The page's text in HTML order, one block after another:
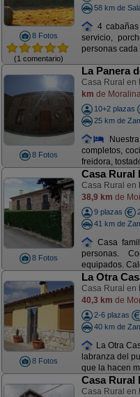
8 Fotos
(1 comentario)
58 km de
4
servicio,
personas cada
8 Fotos
La Panera
Casa Rural en
km de
10+2 plazas
25 km de
completos,
freidora,
8 Fotos
Casa Rural
Casa Rural en
38,9 km de
9 plazas
41 km de
Casa
personas.
equipados.
8 Fotos
La Otra
Casa Rural en
40,3 km de
2-6 plazas
40 km de
La Otra
labranza del
que la hacen
Casa Rural
Casa Rural en